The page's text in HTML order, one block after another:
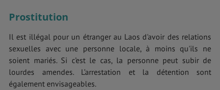
Prostitution
Il est illégal pour un étranger au Laos d'avoir des relations
sexuelles avec une personne locale, à moins qu'ils ne
soient mariés. Si c’est le cas, la personne peut subir de
lourdes amendes. L’arrestation et la détention sont
également envisageables.